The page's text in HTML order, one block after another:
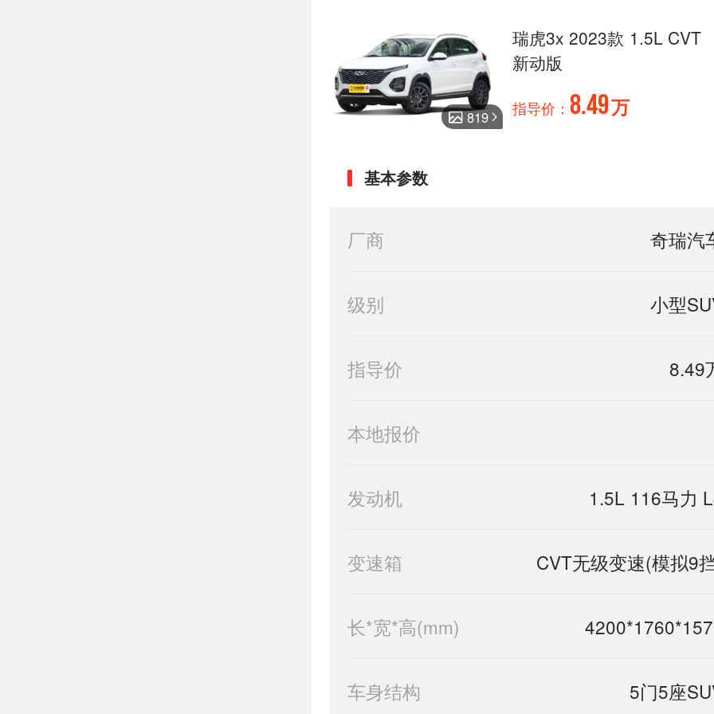
819
瑞虎3x 2023款 1.5L CVT
新动版
指导价： 8.49万
基本参数
厂商 奇瑞汽
级别 小型
指导价 8.49
本地报价
发动机 1.5L 116马力
变速箱 CVT无级变速(模拟9
长*宽*高(mm)
车身结构 5门5座